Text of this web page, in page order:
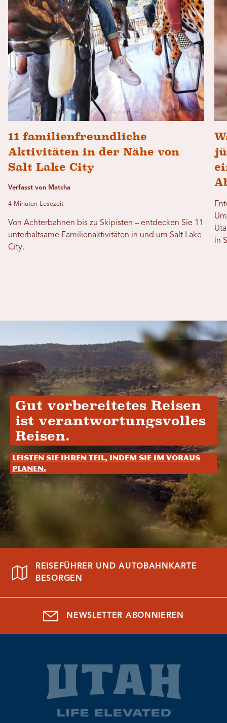
11 familienfreundliche
Aktivitäten in der Nähe von
Salt Lake City
Verfasst von Matcha
4 Minuten Lesezeit
Von Achterbahnen bis zu Skipisten – entdecken Sie 11
unterhaltsame Familienaktivitäten in und um Salt Lake
City.
in
Gut vorbereitetes Reisen
ist verantwortungsvolles
Reisen.
Leisten Sie Ihren Teil, indem Sie im Voraus
planen.
REISEFÜHRER UND AUTOBAHNKARTE
BESORGEN
NEWSLETTER ABONNIEREN